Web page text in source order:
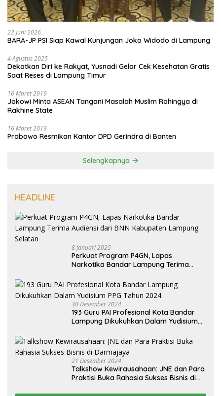
22 Juni 2026
BARA-JP PSI Siap Kawal Kunjungan Joko Widodo di Lampung
4 Agustus 2025
Dekatkan Diri ke Rakyat, Yusnadi Gelar Cek Kesehatan Gratis
Saat Reses di Lampung Timur
16 Maret 2019
Jokowi Minta ASEAN Tangani Masalah Muslim Rohingya di
Rakhine State
16 Maret 2019
Prabowo Resmikan Kantor DPD Gerindra di Banten
Selengkapnya
HEADLINE
8 Januari 2025
Perkuat Program P4GN, Lapas
Narkotika Bandar Lampung Terima
Selatan
30 Desember 2024
193 Guru PAI Profesional Kota Bandar
Lampung Dikukuhkan Dalam Yudisium
21 Desember 2024
Talkshow Kewirausahaan: JNE dan Para
Praktisi Buka Rahasia Sukses Bisnis di